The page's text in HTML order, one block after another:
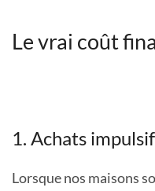
Le vrai coût
1. Achats
Lorsque nos maisons